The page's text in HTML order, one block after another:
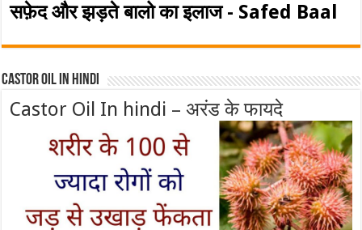
सफ़ेद और झड़ते बालो का इलाज - Safed Baal
Castor Oil In Hindi
Castor Oil In hindi – अरंड के फायदे